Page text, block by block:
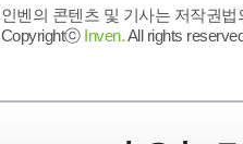
인벤의 콘텐츠 및 기사는 저작권
Copyrightⓒ Inven.All rights